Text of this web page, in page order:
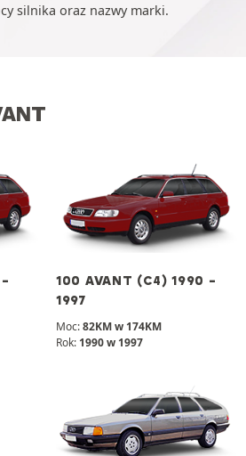
silnika oraz nazwy marki.
-
100 AVANT (C4) 1990 -
1997
Moc:82KM w 174KM
Rok: 1990 w 1997